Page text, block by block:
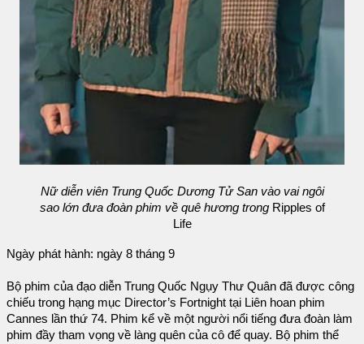
Nữ diễn viên Trung Quốc Dương Tử San vào vai ngôi
sao lớn đưa đoàn phim về quê hương trongRipples of
Life
Ngày phát hành: ngày 8 tháng 9
Bộ phim của đạo diễn Trung Quốc Ngụy Thư Quân đã được công
chiếu trong hạng mục Director’s Fortnight tại Liên hoan phim
Cannes lần thứ 74. Phim kể về một người nổi tiếng đưa đoàn làm
phim đầy tham vọng về làng quên của cô để quay. Bộ phim thể